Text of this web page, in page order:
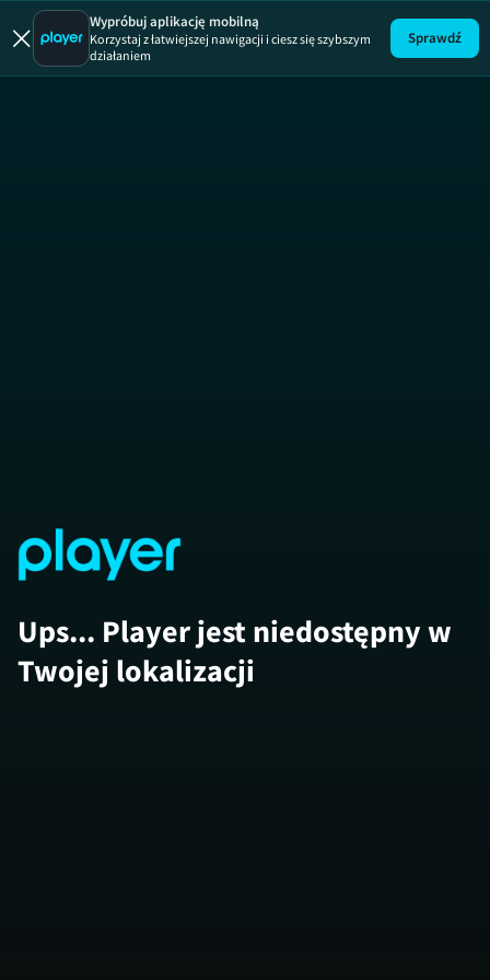
Brzydula
Wypróbuj aplikację mobilną
Korzystaj z łatwiejszej nawigacji i ciesz się szybszym
działaniem
Sprawdź
Ups... Player jest niedostępny w
Twojej lokalizacji